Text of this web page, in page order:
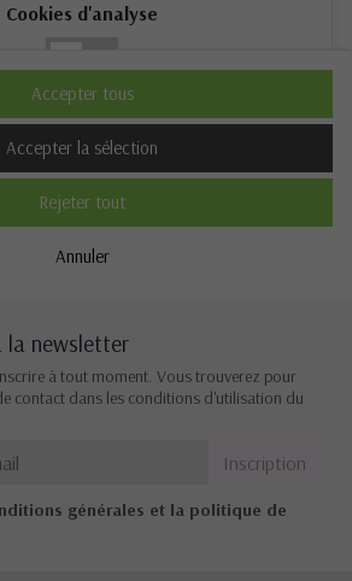
Cookies d'analyse
de performance
Non
Annuler
Rejeter tout
Accepter la sélection
Accepter tous
la newsletter
à tout moment. Vous trouverez pour
contact dans les conditions d'utilisation du
générales et la politique de